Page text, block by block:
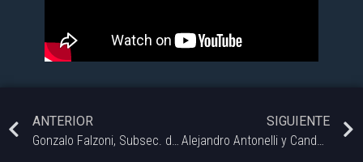
ANTERIOR
SIGUIENTE